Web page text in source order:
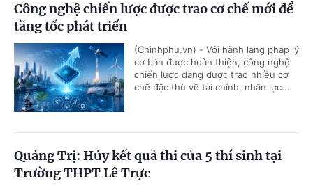
Công nghệ chiến lược được trao cơ chế mới để
tăng tốc phát triển
(Chinhphu.vn) - Với hành lang pháp lý
cơ bản được hoàn thiện, công nghệ
chiến lược đang được trao nhiều cơ
chế đặc thù về tài chính, nhân lực...
Quảng Trị: Hủy kết quả thi của 5 thí sinh tại
Trường THPT Lê Trực